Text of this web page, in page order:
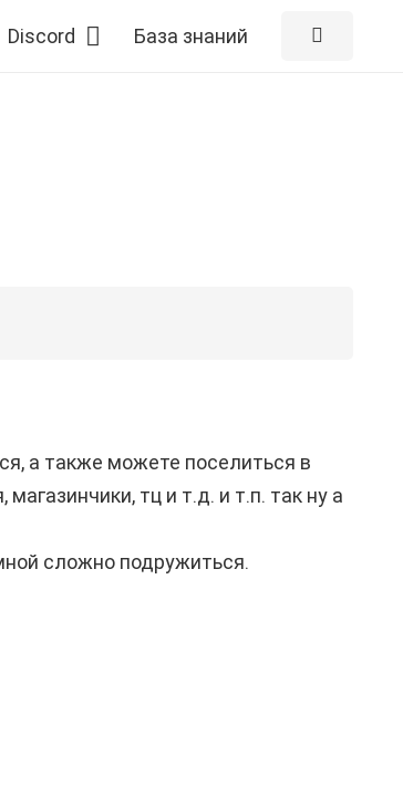
Discord База знаний
а также можете поселиться в
тц и т.д. и т.п. так ну а
сложно подружиться.